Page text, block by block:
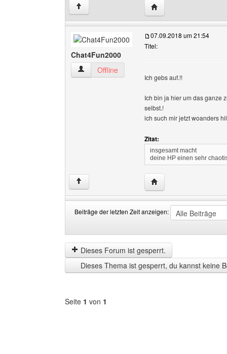
↑ Website dieses
Chat4Fun2000
Chat4Fun2000 Benutzer-Profile anzeigen
Offline
07.09.2018 um 21:54
Titel:
Ich gebs auf.!!
Ich bin ja hier um das ganze
selbst.!
ich such mir jetzt woanders
Zitat:
insgesamt macht
deine HP einen sehr
↑ Website dieses
Beiträge der letzten Zeit anzeigen:
der
letzten
Zeit
anzeigen
by
Dieses Forum ist gesperrt.
Dieses Thema ist gesperrt, du kannst keine
Seite 1 von 1